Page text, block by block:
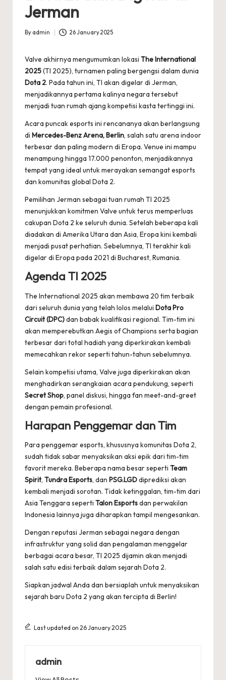
Jerman
Posted
By admin 26 January 2025
Valve akhirnya mengumumkan lokasi The International
2025(TI 2025), turnamen paling bergengsi dalam dunia
Dota 2. Pada tahun ini, TI akan digelar di Jerman,
menjadikannya pertama kalinya negara tersebut
menjadi tuan rumah ajang kompetisi kasta tertinggi ini.
Acara puncak esports ini rencananya akan berlangsung
di Mercedes-Benz Arena, Berlin, salah satu arena indoor
terbesar dan paling modern di Eropa. Venue ini mampu
menampung hingga 17.000 penonton, menjadikannya
tempat yang ideal untuk merayakan semangat esports
dan komunitas global Dota 2.
Pemilihan Jerman sebagai tuan rumah TI 2025
menunjukkan komitmen Valve untuk terus memperluas
cakupan Dota 2 ke seluruh dunia. Setelah beberapa kali
diadakan di Amerika Utara dan Asia, Eropa kini kembali
menjadi pusat perhatian. Sebelumnya, TI terakhir kali
digelar di Eropa pada 2021 di Bucharest, Rumania.
Agenda TI 2025
The International 2025 akan membawa 20 tim terbaik
dari seluruh dunia yang telah lolos melalui Dota Pro
Circuit (DPC)dan babak kualifikasi regional. Tim-tim ini
akan memperebutkan Aegis of Champions serta bagian
terbesar dari total hadiah yang diperkirakan kembali
memecahkan rekor seperti tahun-tahun sebelumnya.
Selain kompetisi utama, Valve juga diperkirakan akan
menghadirkan serangkaian acara pendukung, seperti
Secret Shop, panel diskusi, hingga fan meet-and-greet
dengan pemain profesional.
Harapan Penggemar dan Tim
Para penggemar esports, khususnya komunitas Dota 2,
sudah tidak sabar menyaksikan aksi epik dari tim-tim
favorit mereka. Beberapa nama besar seperti Team
Spirit, Tundra Esports, dan PSG.LGDdiprediksi akan
kembali menjadi sorotan. Tidak ketinggalan, tim-tim dari
Asia Tenggara seperti Talon Esportsdan perwakilan
Indonesia lainnya juga diharapkan tampil mengesankan.
Dengan reputasi Jerman sebagai negara dengan
infrastruktur yang solid dan pengalaman menggelar
berbagai acara besar, TI 2025 dijamin akan menjadi
salah satu edisi terbaik dalam sejarah Dota 2.
Siapkan jadwal Anda dan bersiaplah untuk menyaksikan
sejarah baru Dota 2 yang akan tercipta di Berlin!
Last updated on 26 January 2025
admin